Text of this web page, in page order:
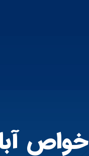
خواص